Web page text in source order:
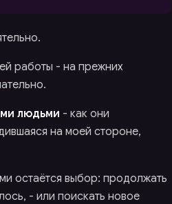
работы - на прежних
людьми - как они
на моей стороне,
остаётся выбор: продолжать
- или поискать новое